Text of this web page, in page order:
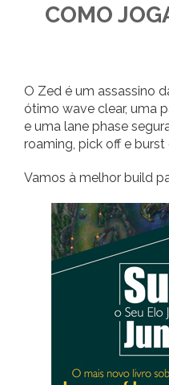
COMO
O Zed é um assassino
ótimo wave clear, uma
e uma lane phase
roaming, pick off e burst
Vamos à melhor build